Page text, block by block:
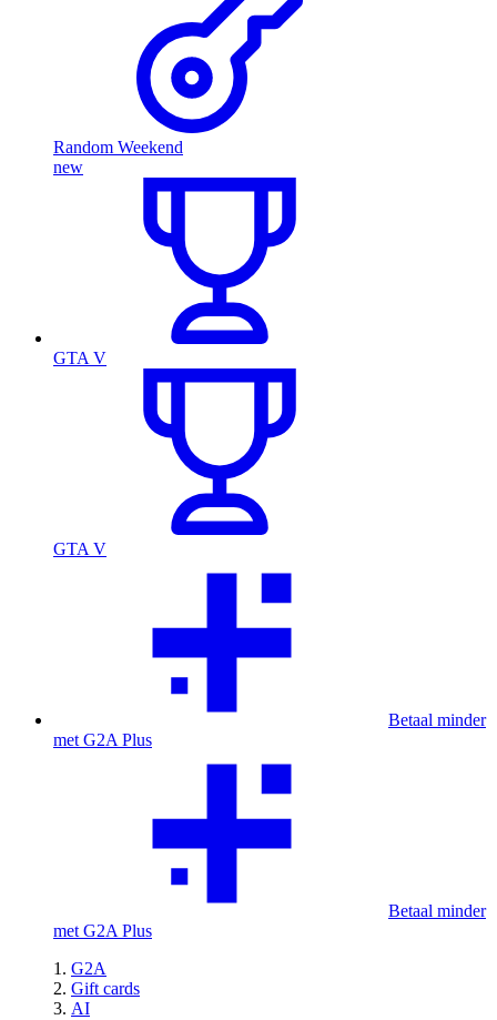
Random Weekend
new
GTA V
GTA V
Betaal minder
met G2A Plus
Betaal minder
met G2A Plus
G2A
Gift cards
AI